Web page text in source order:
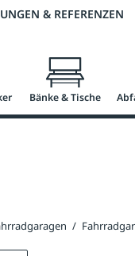
springen& REFERENZEN
Bänke & Tische
/